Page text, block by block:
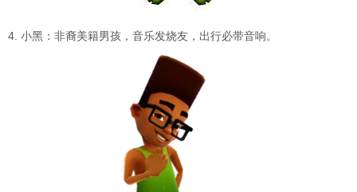
4. 小黑：非裔美籍男孩，音乐发烧友，出行必带音响。